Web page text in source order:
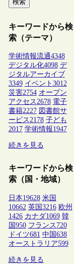
検索
キーワードから検
索（テーマ）
学術情報流通4348
デジタル化4098 デ
ジタルアーカイブ
3349 イベント 3012
災害2754 オープン
アクセス2678 電子
書籍2227 図書館サ
ービス2178 子ども
2017 学術情報1947
続きを見る
キーワードから検
索（国・地域）
日本19628 米国
10662 英国3216 欧州
1426 カナダ1069 韓
国950 フランス 720
ドイツ681 中国638
オーストラリア599
続きを見る